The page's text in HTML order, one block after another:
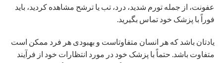
عفونت، از جمله تورم شدید، درد، تب یا ترشح مشاهده کردید، باید
فوراً با پزشک خود تماس بگیرید.
یادتان باشد که هر انسان متفاوتاست و بهبودی هر فرد ممکن است
متفاوت باشد. حتماً با پزشک خود در مورد انتظارات خود از فرآیند